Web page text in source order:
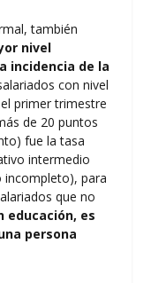
, también
nivel
incidencia de la
con nivel
primer trimestre
de 20 puntos
fue la tasa
intermedio
incompleto), para
que no
educación, es
persona